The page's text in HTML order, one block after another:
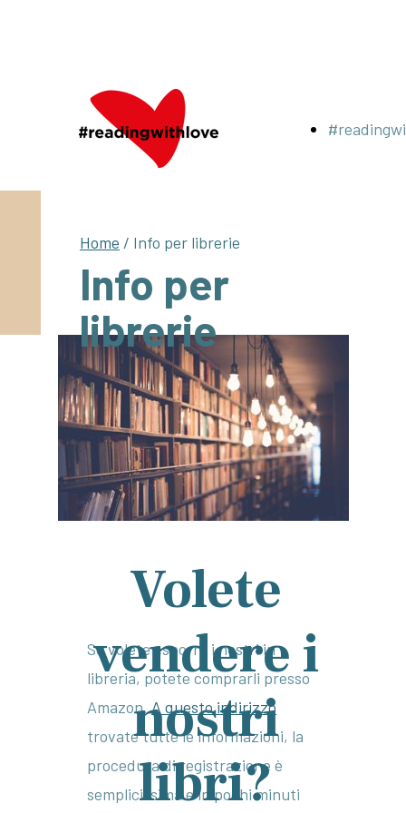
Home / Info per librerie
Info per
librerie
Volete
vendere i
nostri
libri?
Se volete esporre i nostri in
libreria, potete comprarli presso
Amazon.A questo indirizzo
trovate tutte le informazioni, la
procedura di registrazione è
semplicissima e in pochi minuti